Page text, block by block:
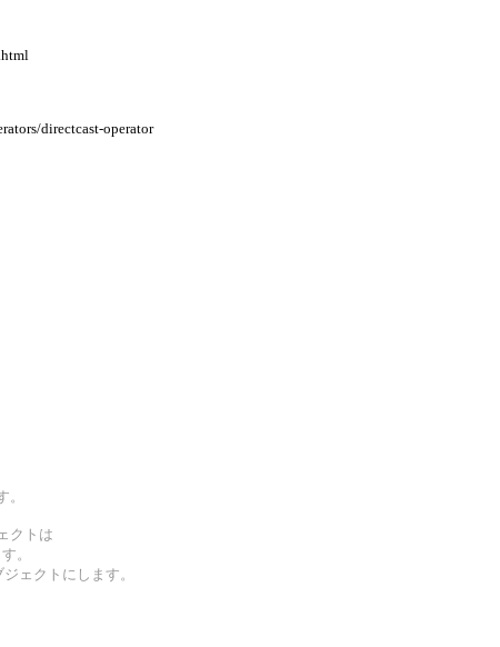
directcast-operator
クトは
。
ェクトにします。